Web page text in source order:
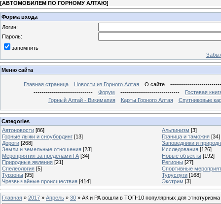
[АВТОМОБИЛЕМ ПО ГОРНОМУ АЛТАЮ]
Форма входа
Логин:
Пароль:
запомнить
Меню сайта
Главная страница Новости из Горного Алтая О сайте
------------------------------
Форум ------------------------------
Гостевая
Горный Алтай - Викимапия
Карты Горного Алтая Спутниковые
Categories
Автоновости [86] Альпинизм [3]
Горные лыжи и сноубординг [13] Граница и таможня [34]
Дороги [268]
Заповедники и
Земли и земельные отношения [23] Исследования [126]
Мероприятия за пределами ГА [34] Новые объекты [192]
Природные явления [21] Регионы [27]
Спелеология [5]
Спортивные
Турзоны [95] Туруслуги [168]
Чрезвычайные происшествия [414] Экстрим [3]
Главная » 2017 » Апрель » 30 » АК и РА вошли в ТОП-10 популярных для этнотуризма